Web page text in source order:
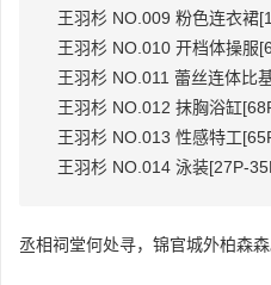
王羽杉 NO.009 粉色连衣裙
王羽杉 NO.010 开档体操服
王羽杉 NO.011 蕾丝连体比
王羽杉 NO.012 抹胸浴缸
王羽杉 NO.013 性感特工
王羽杉 NO.014 泳装[27P-
丞相祠堂何处寻，锦官城外柏森森